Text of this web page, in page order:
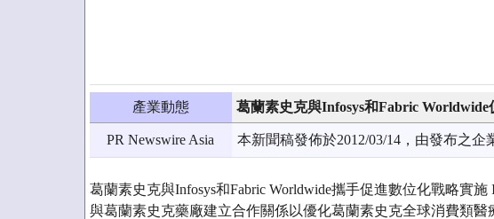
產業動態 葛蘭素史克與Infosys和Fabric Worldwide
PR Newswire Asia 本新聞稿發佈於2012/03/14，由發布之
葛蘭素史克與Infosys和Fabric Worldwide攜手促進數位化戰略實施
與葛蘭素史克藥廠建立合作關係以優化葛蘭素史克全球消費類醫